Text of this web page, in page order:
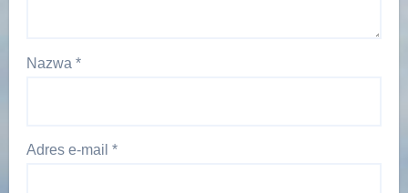
Nazwa *
Adres e-mail *